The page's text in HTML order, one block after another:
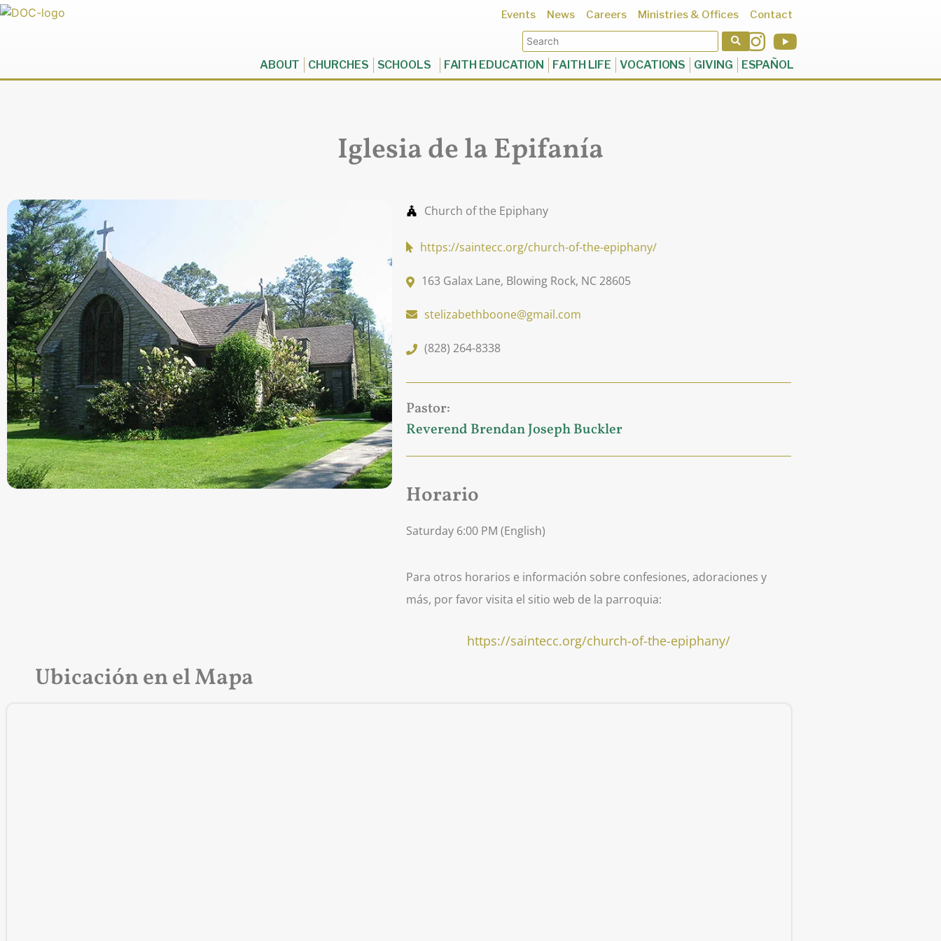
Events News Careers Ministries & Offices Contact
ABOUT CHURCHES SCHOOLS FAITH EDUCATION FAITH LIFE VOCATIONS GIVING ESPAÑOL
Iglesia de la Epifanía
Church of the Epiphany
https://saintecc.org/church-of-the-epiphany/
163 Galax Lane, Blowing Rock, NC 28605
stelizabethboone@gmail.com
(828) 264-8338
Pastor:
Reverend Brendan Joseph Buckler
Horario
Saturday 6:00 PM (English)
Para otros horarios e información sobre confesiones, adoraciones y
más, por favor visita el sitio web de la parroquia:
https://saintecc.org/church-of-the-epiphany/
Ubicación en el Mapa